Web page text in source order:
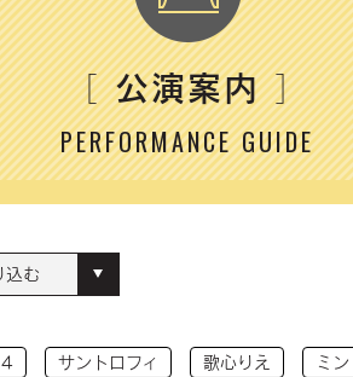
［公演案内］
PERFORMANCE GUIDE
4 サントロフィ 歌心りえ ミ